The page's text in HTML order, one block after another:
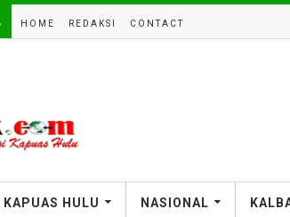
HOME REDAKSI CONTACT
KAPUAS HULU NASIONAL